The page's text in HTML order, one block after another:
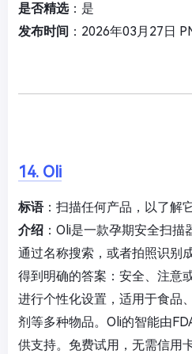
是否精选：是
发布时间 ：2026年03月27日
14. Oli
标语：扫描任何产品，以了解
介绍 ：Oli是一款孕期安全扫描
通过名称搜索，或者拍照识
得到明确的答案：安全、注意
进行个性化设置，适用于食品
剂等多种物品。Oli的智能由
供支持。免费试用，无需信用